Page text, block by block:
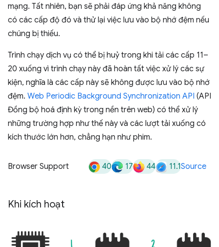
mạng. Tất nhiên, bạn sẽ phải đáp ứng khả năng không
có các cấp độ đó và thử lại việc lưu vào bộ nhớ đệm nếu
chúng bị thiếu.
Trình chạy dịch vụ có thể bị huỷ trong khi tải các cấp 11–
20 xuống vì trình chạy này đã hoàn tất việc xử lý các sự
kiện, nghĩa là các cấp này sẽ không được lưu vào bộ nhớ
đệm. Web Periodic Background Synchronization API (API
Đồng bộ hoá định kỳ trong nền trên web) có thể xử lý
những trường hợp như thế này và các lượt tải xuống có
kích thước lớn hơn, chẳng hạn như phim.
Browser Support 40 17 44 11.1Source
Khi kích hoạt